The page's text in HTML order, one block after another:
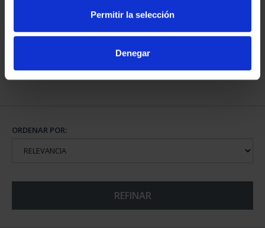
Permitir la selección
Denegar
COMPLET...
3.796,00 €
ORDENAR POR:
REFINAR